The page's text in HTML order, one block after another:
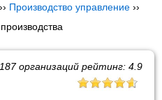
›› Производство управление ››
187организаций рейтинг: 4.9